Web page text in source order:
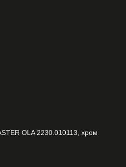
OLA 2230.010113, хром